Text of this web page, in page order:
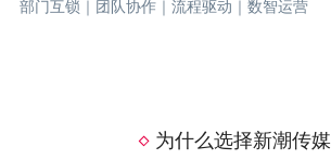
部门互锁｜团队协作｜流程驱动｜数智运营
为什么选择新潮传媒